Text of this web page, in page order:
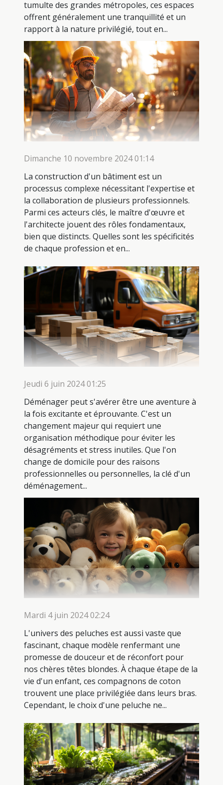
tumulte des grandes métropoles, ces espaces
offrent généralement une tranquillité et un
rapport à la nature privilégié, tout en...
Dimanche 10 novembre 2024 01:14
La construction d'un bâtiment est un
processus complexe nécessitant l'expertise et
la collaboration de plusieurs professionnels.
Parmi ces acteurs clés, le maître d'œuvre et
l'architecte jouent des rôles fondamentaux,
bien que distincts. Quelles sont les spécificités
de chaque profession et en...
Jeudi 6 juin 2024 01:25
Déménager peut s'avérer être une aventure à
la fois excitante et éprouvante. C'est un
changement majeur qui requiert une
organisation méthodique pour éviter les
désagréments et stress inutiles. Que l'on
change de domicile pour des raisons
professionnelles ou personnelles, la clé d'un
déménagement...
Mardi 4 juin 2024 02:24
L'univers des peluches est aussi vaste que
fascinant, chaque modèle renfermant une
promesse de douceur et de réconfort pour
nos chères têtes blondes. À chaque étape de la
vie d'un enfant, ces compagnons de coton
trouvent une place privilégiée dans leurs bras.
Cependant, le choix d'une peluche ne...